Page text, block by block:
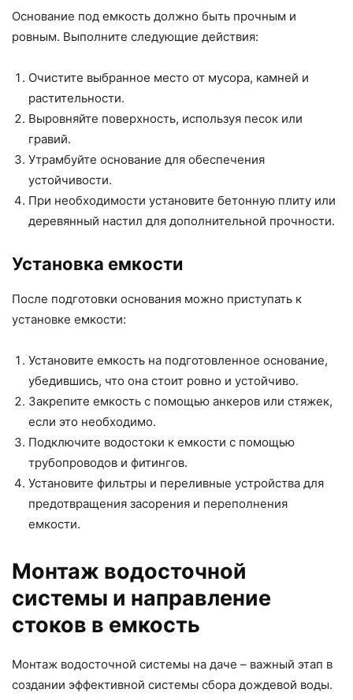
Основание под емкость должно быть прочным и
ровным. Выполните следующие действия:
Очистите выбранное место от мусора, камней и
растительности.
Выровняйте поверхность, используя песок или
гравий.
Утрамбуйте основание для обеспечения
устойчивости.
При необходимости установите бетонную плиту или
деревянный настил для дополнительной прочности.
Установка емкости
После подготовки основания можно приступать к
установке емкости:
Установите емкость на подготовленное основание,
убедившись, что она стоит ровно и устойчиво.
Закрепите емкость с помощью анкеров или стяжек,
если это необходимо.
Подключите водостоки к емкости с помощью
трубопроводов и фитингов.
Установите фильтры и переливные устройства для
предотвращения засорения и переполнения
емкости.
Монтаж водосточной
системы и направление
стоков в емкость
Монтаж водосточной системы на даче – важный этап в
создании эффективной системы сбора дождевой воды.